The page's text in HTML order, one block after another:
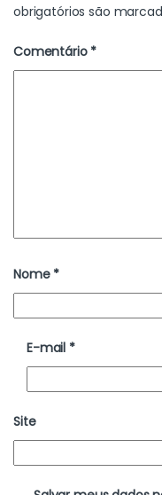
obrigatórios são
Comentário *
Nome *
E-mail *
Site